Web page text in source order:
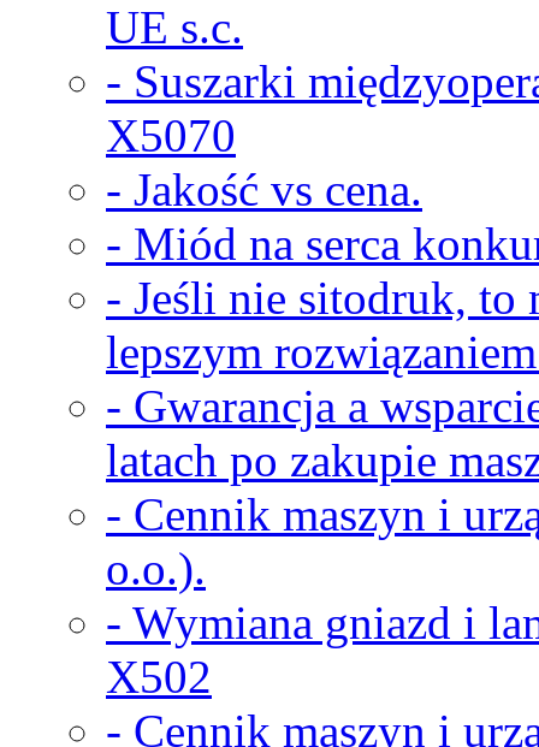
UE s.c.
- Suszarki
X5070
- Jakość vs cena.
- Miód na serca
- Jeśli nie sitodruk, to
lepszym
- Gwarancja a
latach po zakupie
- Cennik maszyn i
o.o.).
- Wymiana gniazd i
X502
- Cennik maszyn i